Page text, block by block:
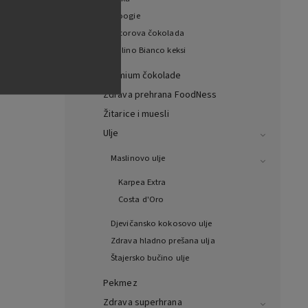
Woogie
Witorova čokolada
Mulino Bianco keksi
Premium čokolade
Zdrava prehrana FoodNess
Žitarice i muesli
Ulje
Maslinovo ulje
Karpea Extra
Costa d'Oro
Djevičansko kokosovo ulje
Zdrava hladno prešana ulja
Štajersko bučino ulje
Pekmez
Zdrava superhrana